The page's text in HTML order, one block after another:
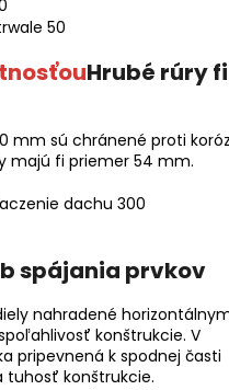
Hrubé rúry fi
mm sú chránené proti
majú fi priemer 54 mm.
spájania prvkov
nahradené
konštrukcie. V
pripevnená k spodnej časti
tuhosť konštrukcie.